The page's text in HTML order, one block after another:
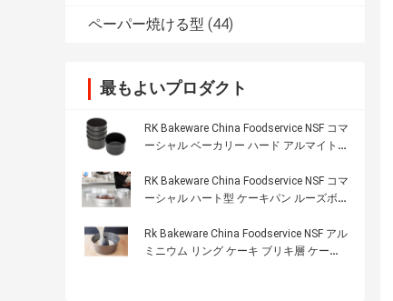
ペーパー焼ける型 (44)
最もよいプロダクト
RK Bakeware China Foodservice NSF コマ
ーシャル ベーカリー ハード アルマイト
RK Bakeware China Foodservice NSF コマ
ーシャル ハート型 ケーキパン ルーズボト
Rk Bakeware China Foodservice NSF アル
ミニウム リング ケーキ ブリキ層 ケーキ